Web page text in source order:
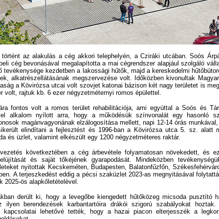
az alakulás a cég akkori telephelyén, a Cziráki utcában. Soós
cég bevonásával megalapította a mai cégrendszer alapjául szolgáló
tevékenysége kezdetben a lakossági hűtők, majd a kereskedelmi
alkatrészellátásának megszervezése volt. Időközben kivonultak
a Kövirózsa utcai volt szovjet katonai bázison két nagy területet is
volt, rajtuk kb. 6 ezer négyzetméternyi romos épülettel.
fontos volt a romos terület rehabilitációja, ami egyúttal a Soós és
alkalom nyílott arra, hogy a működésük színvonalát egy hasonló
magánvagyonának elzálogosítása mellett, napi 12-14 órás
elindítani a fejlesztést és 1996-ban a Kövirózsa utca 5. sz. alatt
és üzlet, valamint elkészült egy 1200 négyzetméteres raktár.
következtében a cég árbevétele folyamatosan növekedett, és
és saját tőkéjének gyarapodását. Mindeközben
nyitottak Kecskeméten, Budapesten, Balatonfűzfőn,
A terjeszkedést eddig a pécsi szaküzlet 2023-as megnyitásával
2025-ös alapkőletételével.
derült ki, hogy a levegőbe kiengedett hűtőközeg micsoda pusztító
ilyen berendezések karbantartóira drákói szigorú szabályokat
kapcsolatai lehetővé tették, hogy a hazai piacon elterjesszék a